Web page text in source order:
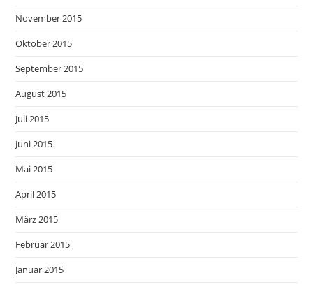
November 2015
Oktober 2015
September 2015
August 2015
Juli 2015
Juni 2015
Mai 2015
April 2015
März 2015
Februar 2015
Januar 2015